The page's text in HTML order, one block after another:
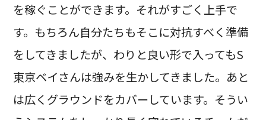
を稼ぐことができます。それがすごく上手で
す。もちろん自分たちもそこに対抗すべく準備
をしてきましたが、わりと良い形で入ってもS
東京ベイさんは強みを生かしてきました。あと
は広くグラウンドをカバーしています。そうい